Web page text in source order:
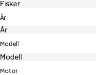
År
Modell
Motor